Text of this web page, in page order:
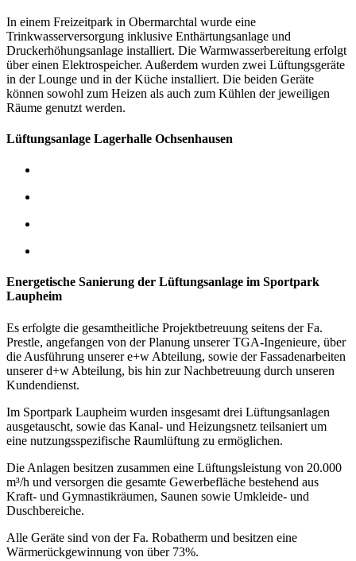
In einem Freizeitpark in Obermarchtal wurde eine
Trinkwasserversorgung inklusive Enthärtungsanlage und
Druckerhöhungsanlage installiert. Die Warmwasserbereitung erfolgt
über einen Elektrospeicher. Außerdem wurden zwei Lüftungsgeräte
in der Lounge und in der Küche installiert. Die beiden Geräte
können sowohl zum Heizen als auch zum Kühlen der jeweiligen
Räume genutzt werden.
Lüftungsanlage Lagerhalle Ochsenhausen
Energetische Sanierung der Lüftungsanlage im Sportpark
Laupheim
Es erfolgte die gesamtheitliche Projektbetreuung seitens der Fa.
Prestle, angefangen von der Planung unserer TGA-Ingenieure, über
die Ausführung unserer e+w Abteilung, sowie der Fassadenarbeiten
unserer d+w Abteilung, bis hin zur Nachbetreuung durch unseren
Kundendienst.
Im Sportpark Laupheim wurden insgesamt drei Lüftungsanlagen
ausgetauscht, sowie das Kanal- und Heizungsnetz teilsaniert um
eine nutzungsspezifische Raumlüftung zu ermöglichen.
Die Anlagen besitzen zusammen eine Lüftungsleistung von 20.000
m³/h und versorgen die gesamte Gewerbefläche bestehend aus
Kraft- und Gymnastikräumen, Saunen sowie Umkleide- und
Duschbereiche.
Alle Geräte sind von der Fa. Robatherm und besitzen eine
Wärmerückgewinnung von über 73%.